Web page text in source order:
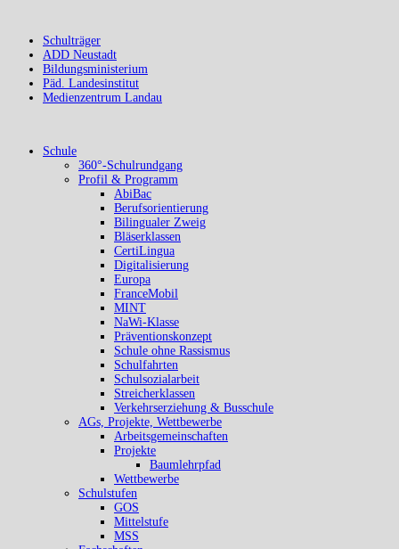
Schulträger
ADD Neustadt
Bildungsministerium
Päd. Landesinstitut
Medienzentrum Landau
Schule
360°-Schulrundgang
Profil & Programm
AbiBac
Berufsorientierung
Bilingualer Zweig
Bläserklassen
CertiLingua
Digitalisierung
Europa
FranceMobil
MINT
NaWi-Klasse
Präventionskonzept
Schule ohne Rassismus
Schulfahrten
Schulsozialarbeit
Streicherklassen
Verkehrserziehung & Busschule
AGs, Projekte, Wettbewerbe
Arbeitsgemeinschaften
Projekte
Baumlehrpfad
Wettbewerbe
Schulstufen
GOS
Mittelstufe
MSS